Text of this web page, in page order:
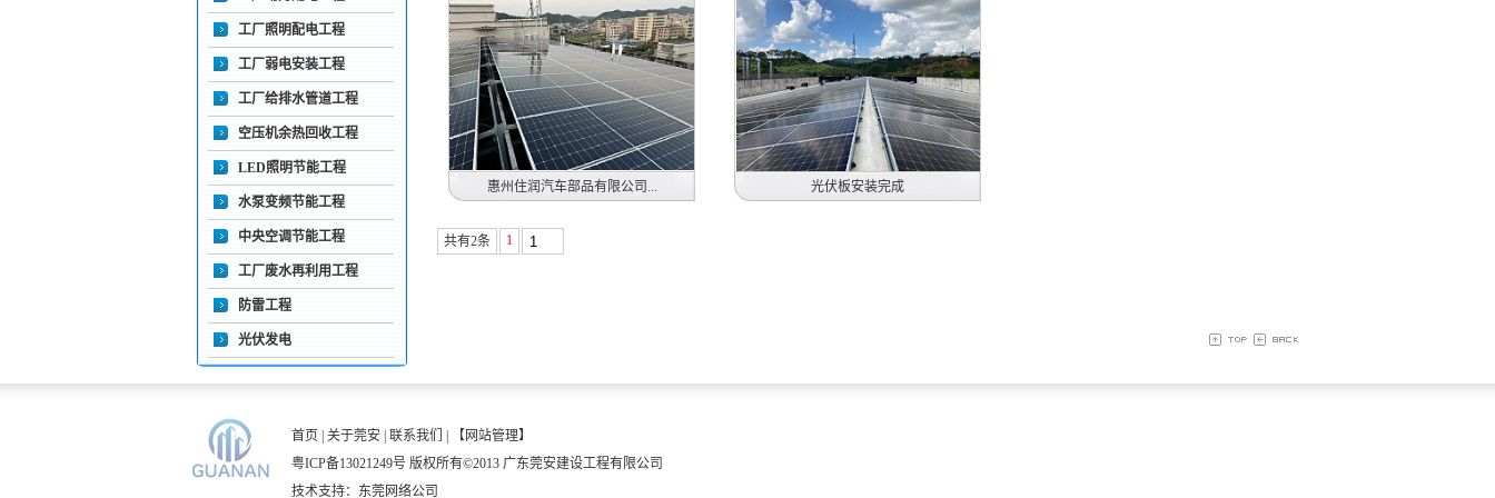
工厂照明配电工程
工厂弱电安装工程
工厂给排水管道工程
空压机余热回收工程
LED照明节能工程
水泵变频节能工程
中央空调节能工程
工厂废水再利用工程
防雷工程
光伏发电
我司担任惠州住润汽车部品
惠州住润汽车部品有限公司... 光伏板安装完成
共有2条 1
首页 关于莞安 联系我们
【网站管理】
粤ICP备13021249号 版权所有©2013 广东莞安建设工程有限公司
技术支持： 东莞网络公司